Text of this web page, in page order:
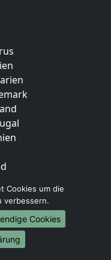
Cookies um die
verbessern.
Cookies